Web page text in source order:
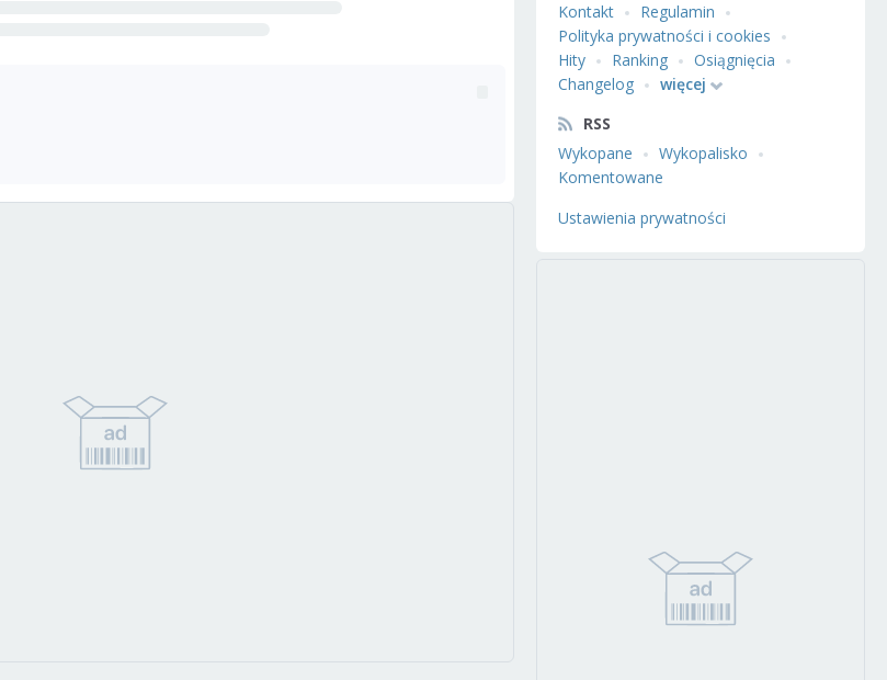
Kontakt
Regulamin
Polityka prywatności i cookies
Hity
Ranking
Osiągnięcia
Changelog
więcej
RSS
Wykopane
Wykopalisko
Komentowane
Ustawienia prywatności